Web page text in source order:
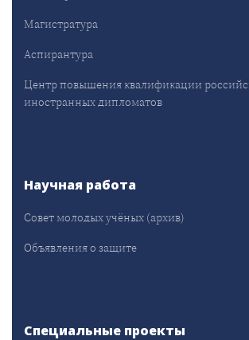
Магистратура
Аспирантура
Центр повышения квалификации
иностранных дипломатов
Научная работа
Совет молодых учёных (архив)
Объявления о защите
Специальные проекты